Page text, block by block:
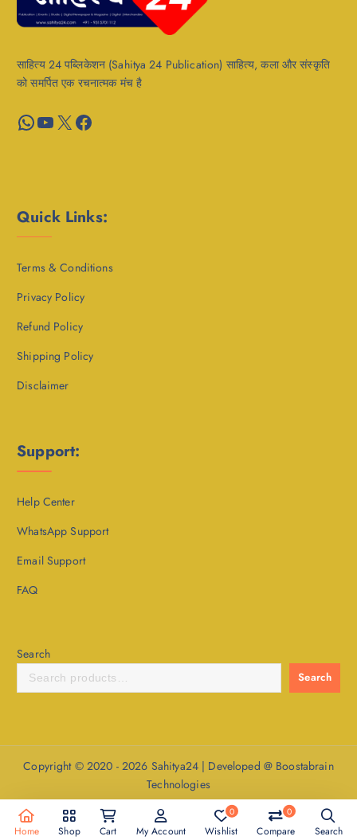
साहित्य 24 पब्लिकेशन (Sahitya 24 Publication) साहित्य, कला और संस्कृति
को समर्पित एक रचनात्मक मंच है
WhatsApp YouTube X Facebook
Quick Links:
Terms & Conditions
Privacy Policy
Refund Policy
Shipping Policy
Disclaimer
Support:
Help Center
WhatsApp Support
Email Support
FAQ
Search
Search
Copyright © 2020 - 2026 Sahitya24 | Developed @ Boostabrain
Technologies
Home Shop Cart My Account
0
Wishlist
0
Compare Search